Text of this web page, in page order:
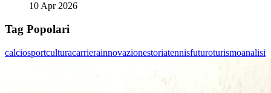
10 Apr 2026
Tag Popolari
calciosportculturacarrierainnovazionestoriatennisfuturoturismoanalisi